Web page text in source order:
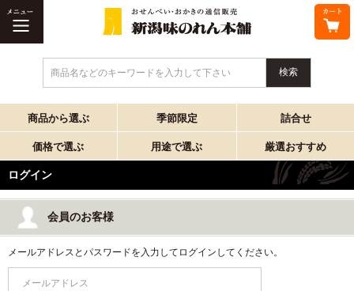
商品名などのキーワードを入力して下さい
商品から選ぶ 季節限定 詰合せ
価格で選ぶ 用途で選ぶ 厳選おすすめ
ログイン
会員のお客様
メールアドレスとパスワードを入力してログインしてください。